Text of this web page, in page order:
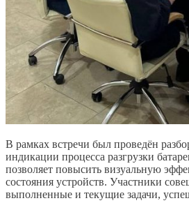
В рамках встречи был проведён
индикации процесса разгрузки
позволяет повысить визуальную
состояния устройств. Участники
выполненные и текущие задачи,